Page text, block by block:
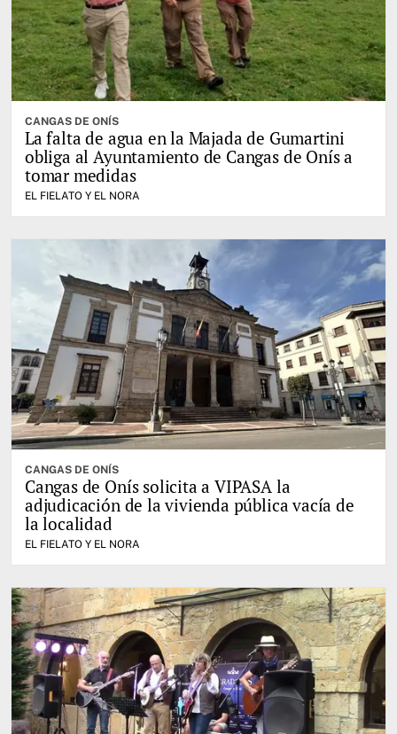
CANGAS DE ONÍS
La falta de agua en la Majada de Gumartini
obliga al Ayuntamiento de Cangas de Onís a
tomar medidas
EL FIELATO Y EL NORA
CANGAS DE ONÍS
Cangas de Onís solicita a VIPASA la
adjudicación de la vivienda pública vacía de
la localidad
EL FIELATO Y EL NORA